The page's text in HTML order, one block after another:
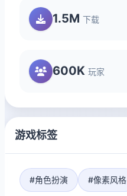
1.5M 下载
600K 玩家
游戏标签
#角色扮演 #像素风格